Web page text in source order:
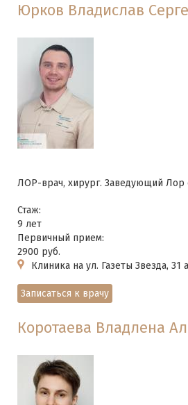
Юрков Владислав
ЛОР-врач, хирург. Заведующий
Стаж:
9 лет
Первичный прием:
2900 руб.
Клиника на ул. Газеты Звезда, 31 а
Записаться к врачу
Коротаева Владлена